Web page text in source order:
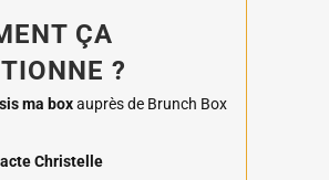
ÇA
?
ma boxauprès de Brunch Box
Christelle